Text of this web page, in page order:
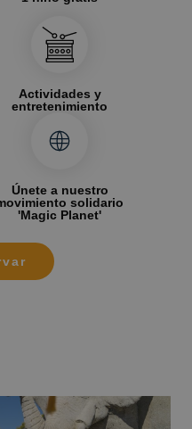
Actividades y
entretenimiento
Únete a nuestro
solidario
'Magic Planet'